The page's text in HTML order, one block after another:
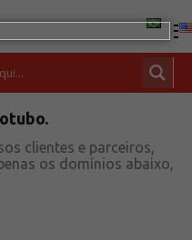
clientes e parceiros,
os domínios abaixo,